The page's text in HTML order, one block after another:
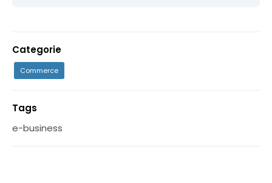
Categorie
Commerce
Tags
e-business